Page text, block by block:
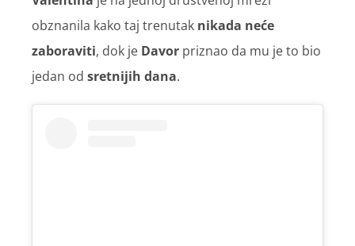
obznanila kako taj trenutak nikada neće
zaboraviti, dok je Davor priznao da mu je to bio
jedan od sretnijih dana.